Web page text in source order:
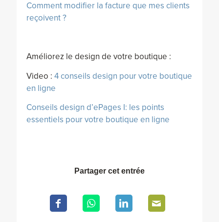
Comment modifier la facture que mes clients
reçoivent ?
Améliorez le design de votre boutique :
Video : 4 conseils design pour votre boutique
en ligne
Conseils design d’ePages I: les points
essentiels pour votre boutique en ligne
Partager cet entrée